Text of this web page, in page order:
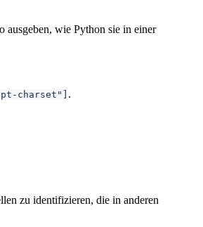
ausgeben, wie Python sie in einer
charset"] .
zu identifizieren, die in anderen